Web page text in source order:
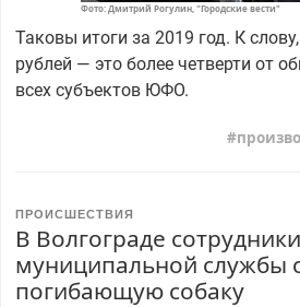
Фото: Дмитрий Рогулин, "Городские вести"
Таковы итоги за 2019 год. К
рублей — это более четверти от
всех субъектов ЮФО.
ПРОИСШЕСТВИЯ
В Волгограде сотрудники
муниципальной службы
погибающую собаку